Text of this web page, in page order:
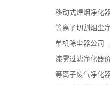
移动式焊烟净化
等离子切割烟尘
单机除尘器公司
漆雾过滤净化器
等离子废气净化